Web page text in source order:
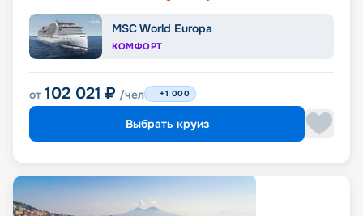
MSC World Europa
КОМФОРТ
от 102 021 ₽ /чел +1 000
Выбрать круиз